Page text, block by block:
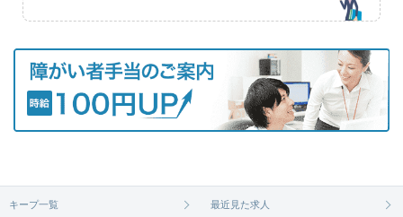
キープ一覧 最近見た求人